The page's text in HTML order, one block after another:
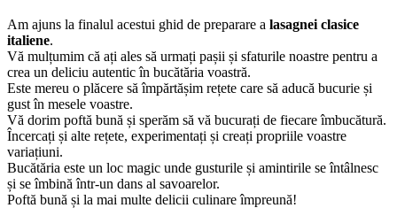
Am ajuns la finalul acestui ghid de preparare a lasagnei clasice
italiene.
Vă mulțumim că ați ales să urmați pașii și sfaturile noastre pentru a
crea un deliciu autentic în bucătăria voastră.
Este mereu o plăcere să împărtășim rețete care să aducă bucurie și
gust în mesele voastre.
Vă dorim poftă bună și sperăm să vă bucurați de fiecare îmbucătură.
Încercați și alte rețete, experimentați și creați propriile voastre
variațiuni.
Bucătăria este un loc magic unde gusturile și amintirile se întâlnesc
și se îmbină într-un dans al savoarelor.
Poftă bună și la mai multe delicii culinare împreună!